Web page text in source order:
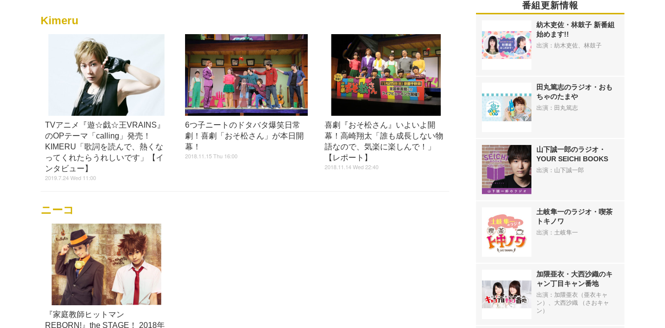
Kimeru
TVアニメ『遊☆戯☆王VRAINS』
のOPテーマ「calling」発売！
KIMERU「歌詞を読んで、熱くな
ってくれたらうれしいです」【イ
ンタビュー】
2019.7.24 Wed 11:00
6つ子ニートのドタバタ爆笑日常
劇！喜劇「おそ松さん」が本日開
幕！
2018.11.15 Thu 16:00
喜劇『おそ松さん』いよいよ開
幕！高崎翔太「誰も成長しない物
語なので、気楽に楽しんで！」
【レポート】
2018.11.14 Wed 22:40
ニーコ
『家庭教師ヒットマン
REBORN!』the STAGE！ 2018年
番組更新情報
紡木吏佐・林鼓子 新番組
始めます!!
出演：紡木吏佐、林鼓子
田丸篤志のラジオ・おも
ちゃのたまや
出演：田丸篤志
山下誠一郎のラジオ・
YOUR SEICHI BOOKS
出演：山下誠一郎
土岐隼一のラジオ・喫茶
トキノワ
出演：土岐隼一
加隈亜衣・大西沙織のキ
ャン丁目キャン番地
出演：加隈亜衣（亜衣キャ
ン）、大西沙織 （さおキャ
ン）